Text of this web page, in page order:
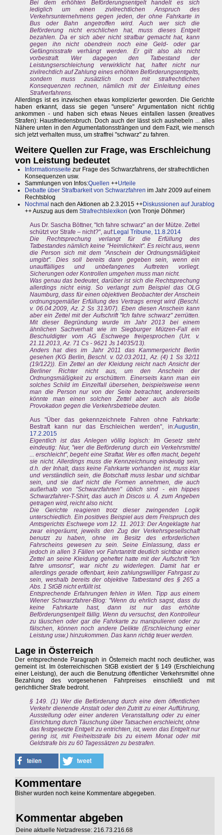
Bei dem erhöhten Beförderungsentgelt handelt es sich
lediglich um einen zivilrechtlichen Anspruch des
Verkehrsunternehmens gegen jeden, der ohne Fahrkarte in
Bus oder Bahn angetroffen wird. Auch wer sich die
Beförderung nicht erschlichen hat, muss dieses Entgelt
bezahlen. Da er sich aber nicht strafbar gemacht hat, kann
gegen ihn nicht obendrein noch eine Geld- oder gar
Gefängnisstrafe verhängt werden. Er gilt also als nicht
vorbestraft. Wer dagegen den Tatbestand der
Leistungserschleichung verwirklicht hat, haftet nicht nur
zivilrechtlich auf Zahlung eines erhöhten Beförderungsentgelts,
sondern muss zusätzlich noch mit strafrechtlichen
Konsequenzen rechnen, nämlich mit der Einleitung eines
Strafverfahrens.
Allerdings ist es inzwischen etwas komplizierter geworden. Die Gerichte
haben erkannt, dass sie gegen "unsere" Argumentation nicht richtig
ankommen - und haben sich etwas Neues einfallen lassen (kreatives
Strafen): Hausfriedensbruch. Doch auch der lässt sich aushebeln ... alles
Nähere unten in den Argumentationssträngen und dem Fazit, wie mensch
sich jetzt verhalten muss, um straffrei "schwarz" zu fahren.
Weitere Quellen zur Frage, was Erschleichung
von Leistung bedeutet
Informationsseite zur Frage des Schwarzfahrens, der strafrechtlichen
Konsequenzen usw.
Sammlungen von Infos:Quellen ++Urteile
Debatte über Strafbarkeit von Schwarzfahren im Jahr 2009 auf einem
Rechtsblog
Nochmal nach den Aktionen ab 2.3.2015 ++Diskussionen auf Jurablog
++ Auszug aus dem Strafrechtslexikon (von Tronje Döhmer)
Aus Dr. Sascha Böttner, "Ich fahre schwarz" an der Mütze. Zettel
schützt vor Strafe – nicht?", auf:Legal Tribune, 11.8.2014
Die Rechtsprechung verlangt für die Erfüllung des
Tatbestandes nämlich keine "Heimlichkeit". Es reicht aus, wenn
die Person sich mit dem "Anschein der Ordnungsmäßigkeit
umgibt". Dies soll bereits dann gegeben sein, wenn ein
unauffälliges und unbefangenes Auftreten vorliegt.
Sicherungen oder Kontrollen umgehen muss man nicht.
Was genau das bedeutet, darüber ist sich die Rechtsprechung
allerdings nicht einig. So verlangt zum Beispiel das OLG
Naumburg, dass für einen objektiven Beobachter der Anschein
ordnungsgemäßer Erfüllung des Vertrags erregt wird (Beschl.
v. 06.04.2009, Az. 2 Ss 313/07). Eben diesen Anschein kann
aber ein Zettel mit der Aufschrift "Ich fahre schwarz" zerrütten.
Mit dieser Begründung wurde im Jahr 2013 bei einem
ähnlichen Sachverhalt wie im Siegburger Mützen-Fall ein
Beschuldigter vom AG Eschwege freigesprochen (Urt. v.
21.11.2013, Az. 71 Cs - 9621 Js 14035/13).
Anders hat dies im Jahr 2011 das Kammergericht Berlin
gesehen (KG Berlin, Beschl. v. 02.03.2011, Az. (4) 1 Ss 32/11
(19/122)). Ein Zettel an der Kleidung reicht nach Ansicht der
Berliner Richter nicht aus, um den Anschein der
Ordnungsmäßigkeit zu erschüttern. Einerseits kann man ein
solches Schild im Einzelfall übersehen, beispielsweise wenn
man die Person nur von der Seite betrachtet, andererseits
könnte man einen solchen Zettel aber auch als bloße
Provokation gegen die Verkehrsbetriebe deuten.
Aus "Über das gekennzeichnete Fahren ohne Fahrkarte:
Bestraft kann nur das Erschleichen werden", in:Augustin,
17.2.2015
Eigentlich ist das Anlegen völlig logisch: Im Gesetz steht
eindeutig: Nur, "wer die Beförderung durch ein Verkehrsmittel
... erschleicht", begeht eine Straftat. Wer es offen macht, begeht
sie nicht. Allerdings muss die Kennzeichnung eindeutig sein,
d.h. der Inhalt, dass keine Fahrkarte vorhanden ist, muss klar
und verständlich sein, die Botschaft muss lesbar und sichtbar
sein, und sie darf nicht die Formen annehmen, die auch
außerhalb von "Schwarzfahrten" üblich sind - ein hippes
Schwarzfahrer-T-Shirt, das auch in Discos u. Ä. zum Angeben
getragen wird, reicht also nicht.
Die Gerichte reagieren trotz dieser zwingenden Logik
unterschiedlich. Ein positives Beispiel aus dem Freispruch des
Amtsgerichts Eschwege vom 12. 11. 2013: Der Angeklagte hat
zwar eingeräumt, jeweils den Zug der Verkehrsgesellschaft
benutzt zu haben, ohne im Besitz des erforderlichen
Fahrscheins gewesen zu sein. Seine Einlassung, dass er
jedoch in allen 3 Fällen vor Fahrtantritt deutlich sichtbar einen
Zettel an seine Kleidung geheftet hatte mit der Aufschrift "Ich
fahre umsonst", war nicht zu widerlegen. Damit hat er
allerdings gerade offenbart, kein zahlungswilliger Fahrgast zu
sein, weshalb bereits der objektive Tatbestand des § 265 a
Abs. 1 StGB nicht erfüllt ist.
Entsprechende Erfahrungen fehlen in Wien. Tipp aus einem
Wiener Schwarzfahrer-Blog: "Wenn du ehrlich sagst, dass du
keine Fahrkarte hast, dann ist nur das erhöhte
Beförderungsentgelt fällig. Wenn du versuchst, den Kontrolleur
zu täuschen oder gar die Fahrkarte zu manipulieren oder zu
fälschen, können noch andere Delikte (Erschleichung einer
Leistung usw.) hinzukommen. Das kann richtig teuer werden.
Lage in Österreich
Der entsprechende Paragraph in Österreich macht noch deutlicher, was
gemeint ist. Im österreichischen StGB existiert der § 149 (Erschleichung
einer Leistung), der auch die Benutzung öffentlicher Verkehrsmittel ohne
Bezahlung des vorgesehenen Fahrpreises einschließt und mit
gerichtlicher Strafe bedroht.
§ 149. (1) Wer die Beförderung durch eine dem öffentlichen
Verkehr dienende Anstalt oder den Zutritt zu einer Aufführung,
Ausstellung oder einer anderen Veranstaltung oder zu einer
Einrichtung durch Täuschung über Tatsachen erschleicht, ohne
das festgesetzte Entgelt zu entrichten, ist, wenn das Entgelt nur
gering ist, mit Freiheitsstrafe bis zu einem Monat oder mit
Geldstrafe bis zu 60 Tagessätzen zu bestrafen.
Kommentare
Bisher wurden noch keine Kommentare abgegeben.
Kommentar abgeben
Deine aktuelle Netzadresse: 216.73.216.68